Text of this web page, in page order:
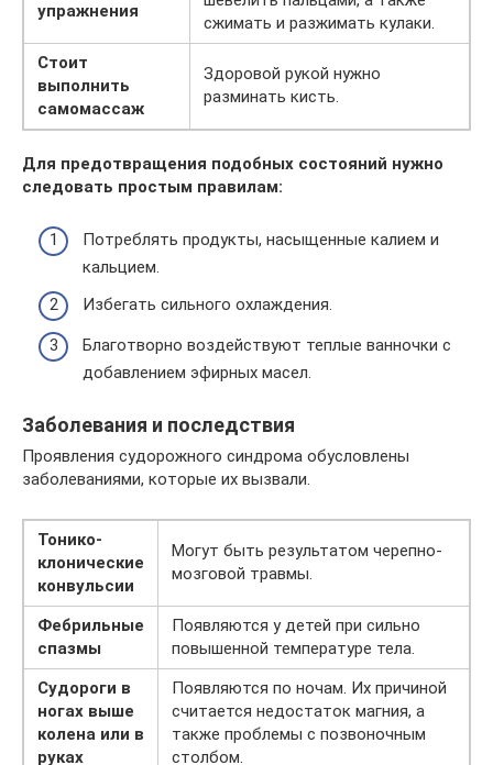
упражнения
сжимать и разжимать кулаки.
Стоит
выполнить
самомассаж
Здоровой рукой нужно
разминать кисть.
Для предотвращения подобных состояний нужно
следовать простым правилам:
Потреблять продукты, насыщенные калием и
кальцием.
Избегать сильного охлаждения.
Благотворно воздействуют теплые ванночки с
добавлением эфирных масел.
Заболевания и последствия
Проявления судорожного синдрома обусловлены
заболеваниями, которые их вызвали.
Тонико-
клонические
конвульсии
Могут быть результатом черепно-
мозговой травмы.
Фебрильные
спазмы
Появляются у детей при сильно
повышенной температуре тела.
Судороги в
ногах выше
колена или в
руках
Появляются по ночам. Их причиной
считается недостаток магния, а
также проблемы с позвоночным
столбом.